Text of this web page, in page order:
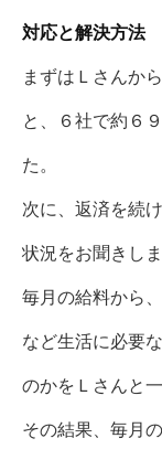
対応と解決方法
まずはＬさんか
と、６社で約６
た。
次に、返済を続
状況をお聞きしま
毎月の給料から
など生活に必要
のかをＬさんと
その結果、毎月